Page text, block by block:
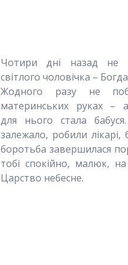
Чотири дні назад не
світлого чоловічка –
Жодного разу не
материнських руках –
для нього стала
залежало, робили лікарі,
боротьба завершилася
тобі спокійно, малюк,
Царство небесне.